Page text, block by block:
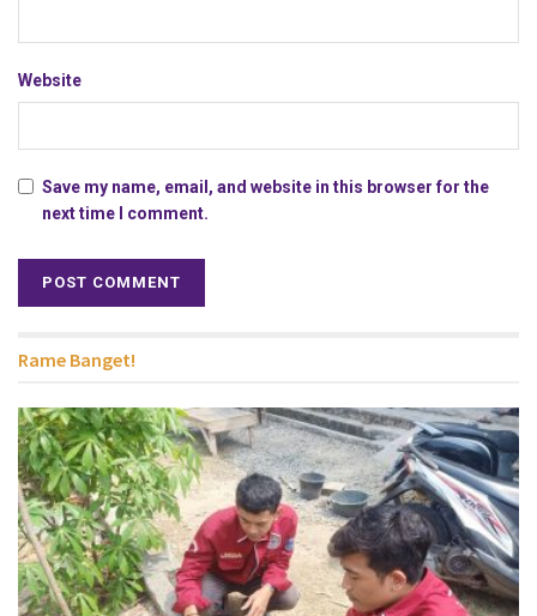
Website
Save my name, email, and website in this browser for the
next time I comment.
Rame Banget!